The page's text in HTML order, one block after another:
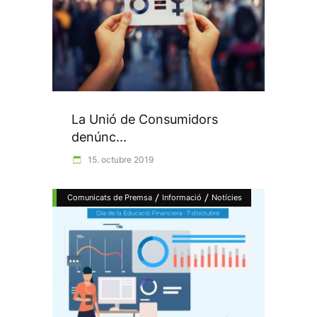
La Unió de Consumidors
denúnc...
15. octubre 2019
Comunicats de Premsa / Informació / Notícies